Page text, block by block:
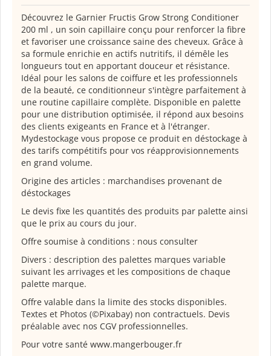
Découvrez le Garnier Fructis Grow Strong Conditioner
200 ml , un soin capillaire conçu pour renforcer la fibre
et favoriser une croissance saine des cheveux. Grâce à
sa formule enrichie en actifs nutritifs, il démêle les
longueurs tout en apportant douceur et résistance.
Idéal pour les salons de coiffure et les professionnels
de la beauté, ce conditionneur s'intègre parfaitement à
une routine capillaire complète. Disponible en palette
pour une distribution optimisée, il répond aux besoins
des clients exigeants en France et à l'étranger.
Mydestockage vous propose ce produit en déstockage à
des tarifs compétitifs pour vos réapprovisionnements
en grand volume.
Origine des articles : marchandises provenant de
déstockages
Le devis fixe les quantités des produits par palette ainsi
que le prix au cours du jour.
Offre soumise à conditions : nous consulter
Divers : description des palettes marques variable
suivant les arrivages et les compositions de chaque
palette marque.
Offre valable dans la limite des stocks disponibles.
Textes et Photos (©Pixabay) non contractuels. Devis
préalable avec nos CGV professionnelles.
Pour votre santé www.mangerbouger.fr